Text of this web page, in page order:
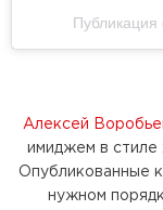
Публикация
Алексей
имиджем в стиле
Опубликованные
нужном